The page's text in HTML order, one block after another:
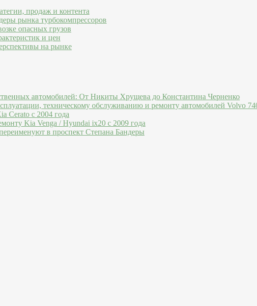
продаж и контента
рынка турбокомпрессоров
опасных грузов
и цен
на рынке
автомобилей: От Никиты Хрущева до Константина Черненко
техническому обслуживанию и ремонту автомобилей Volvo
Cerato c 2004 года
Kia Venga / Hyundai ix20 c 2009 года
в проспект Степана Бандеры